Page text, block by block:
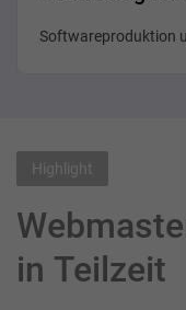
Softwareproduktion
Highlight
in Teilzeit